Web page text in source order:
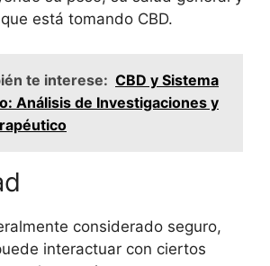
está tomando CBD.
te interese: CBD y Sistema
Análisis de Investigaciones y
considerado seguro,
interactuar con ciertos